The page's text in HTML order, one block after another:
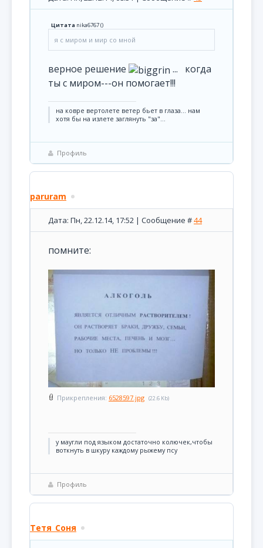
Цитата nika6767()
я с миром и мир со мной
верное решение
... когда
ты с миром---он помогает!!!
на ковре вертолете ветер бьет в глаза... нам
хотя бы на излете заглянуть "за"...
Профиль
paruram
Дата: Пн, 22.12.14, 17:52 | Сообщение #44
помните:
Прикрепления: 6528597.jpg (22.6 Kb)
у маугли под языком достаточно колючек,чтобы
воткнуть в шкуру каждому рыжему псу
Профиль
Тетя_Соня